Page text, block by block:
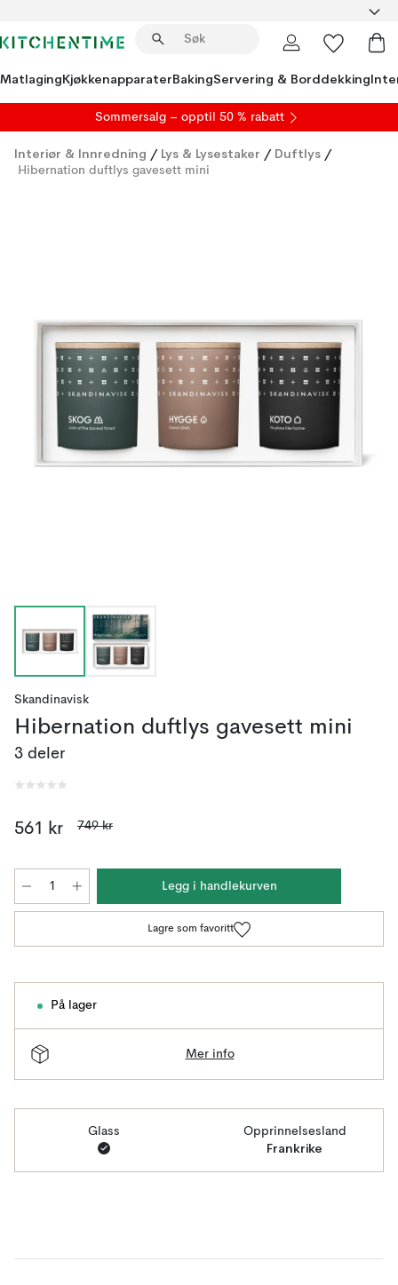
MatlagingKjøkkenapparaterBakingServering & Borddekking
Sommersalg – opptil 50 % rabatt
Interiør & Innredning / Lys & Lysestaker / Duftlys /
Hibernation duftlys gavesett mini
Skandinavisk
Hibernation duftlys gavesett mini
3 deler
561 kr 749 kr
Legg i handlekurven
Lagre som favoritt
På lager
Mer info
Glass Opprinnelsesland
Frankrike